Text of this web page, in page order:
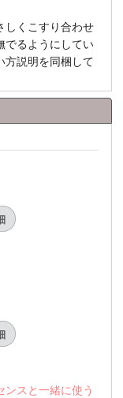
しくこすり合わせ
でるようにしてい
方説明を同梱して
スと一緒に使う